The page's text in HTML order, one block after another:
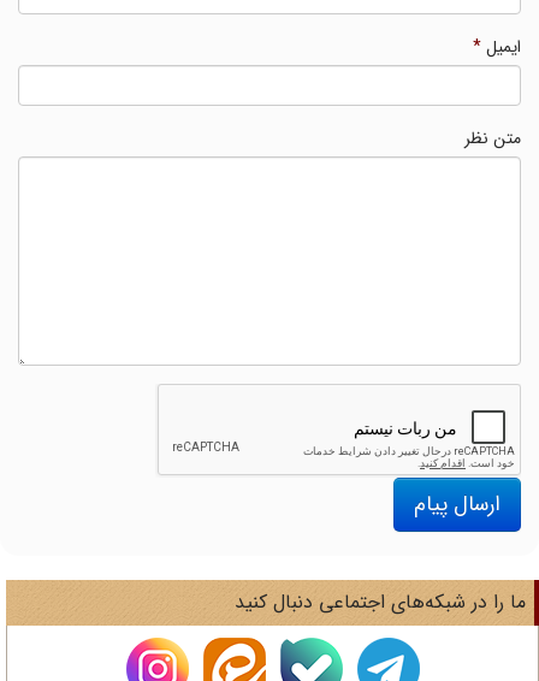
ایمیل*
متن نظر
ارسال پیام
را در شبکه‌های اجتماعی دنبال کنید